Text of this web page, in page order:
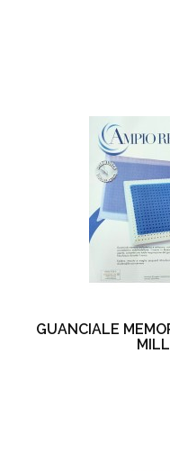
GUANCIALE